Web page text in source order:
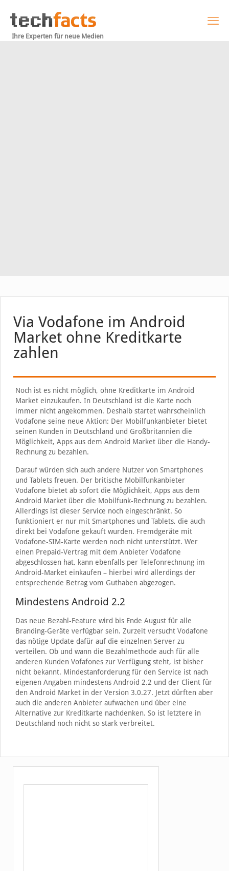
Ihre Experten für neue Medien
Via Vodafone im Android
Market ohne Kreditkarte
zahlen
Noch ist es nicht möglich, ohne Kreditkarte im Android
Market einzukaufen. In Deutschland ist die Karte noch
immer nicht angekommen. Deshalb startet wahrscheinlich
Vodafone seine neue Aktion: Der Mobilfunkanbieter bietet
seinen Kunden in Deutschland und Großbritannien die
Möglichkeit, Apps aus dem Android Market über die Handy-
Rechnung zu bezahlen.
Darauf würden sich auch andere Nutzer von Smartphones
und Tablets freuen. Der britische Mobilfunkanbieter
Vodafone bietet ab sofort die Möglichkeit, Apps aus dem
Android Market über die Mobilfunk-Rechnung zu bezahlen.
Allerdings ist dieser Service noch eingeschränkt. So
funktioniert er nur mit Smartphones und Tablets, die auch
direkt bei Vodafone gekauft wurden. Fremdgeräte mit
Vodafone-SIM-Karte werden noch nicht unterstützt. Wer
einen Prepaid-Vertrag mit dem Anbieter Vodafone
abgeschlossen hat, kann ebenfalls per Telefonrechnung im
Android-Market einkaufen – hierbei wird allerdings der
entsprechende Betrag vom Guthaben abgezogen.
Mindestens Android 2.2
Das neue Bezahl-Feature wird bis Ende August für alle
Branding-Geräte verfügbar sein. Zurzeit versucht Vodafone
das nötige Update dafür auf die einzelnen Server zu
verteilen. Ob und wann die Bezahlmethode auch für alle
anderen Kunden Vofafones zur Verfügung steht, ist bisher
nicht bekannt. Mindestanforderung für den Service ist nach
eigenen Angaben mindestens Android 2.2 und der Client für
den Android Market in der Version 3.0.27. Jetzt dürften aber
auch die anderen Anbieter aufwachen und über eine
Alternative zur Kreditkarte nachdenken. So ist letztere in
Deutschland noch nicht so stark verbreitet.